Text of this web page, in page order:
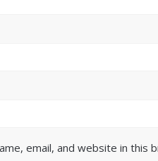
email, and website in